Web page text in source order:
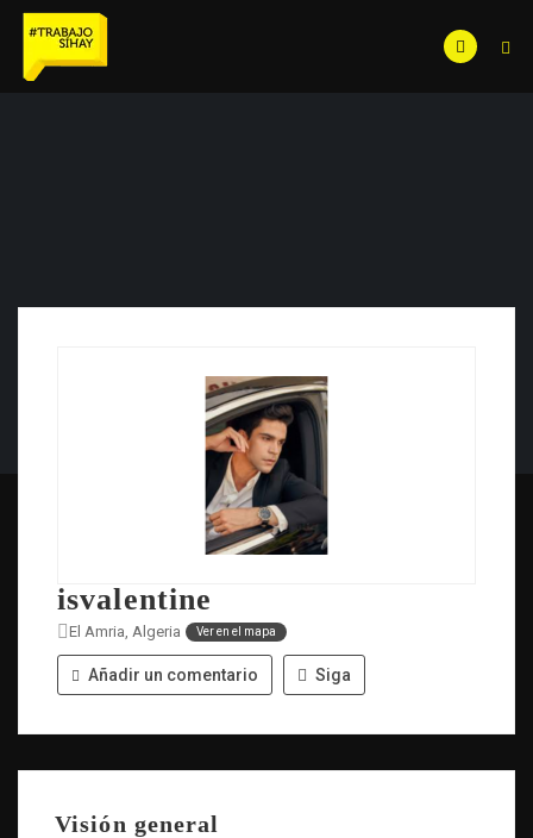
isvalentine
El Amria, Algeria Ver en el mapa
Añadir un comentario Siga
Visión general